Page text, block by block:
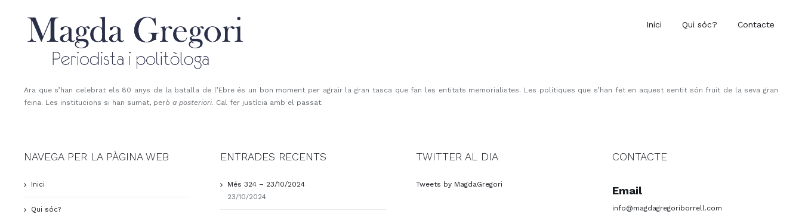
Inici Qui sóc? Contacte
Ara que s’han celebrat els 80 anys de la batalla de l’Ebre és un bon moment per agrair la gran tasca que fan les entitats memorialistes. Les polítiques que s’han fet en aquest sentit són fruit de la seva gran
feina. Les institucions si han sumat, però a posteriori. Cal fer justícia amb el passat.
NAVEGA PER LA PÀGINA WEB
Inici
Qui sóc?
ENTRADES RECENTS
Més 324 – 23/10/2024
23/10/2024
TWITTER AL DIA
Tweets by MagdaGregori
CONTACTE
Email
info@magdagregoriborrell.com